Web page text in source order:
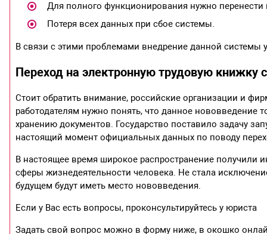
Для полного функционирования нужно
Потеря всех данных при сбое системы.
В связи с этими проблемами внедрение данной системы
Переход на электронную трудовую книжку
Стоит обратить внимание, российские организации и
работодателям нужно понять, что данное нововведение
хранению документов. Государство поставило задачу
настоящий момент официальных данных по поводу
В настоящее время широкое распространение получили
сферы жизнедеятельности человека. Не стала
будущем будут иметь место нововведения.
Если у Вас есть вопросы, проконсультируйтесь у юриста
Задать свой вопрос можно в форму ниже, в окошко